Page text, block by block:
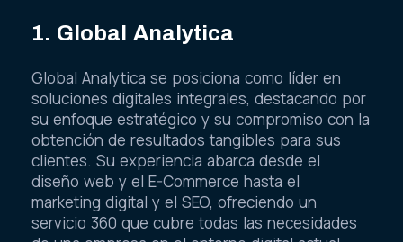
1. Global Analytica
Global Analytica se posiciona como líder en
soluciones digitales integrales, destacando por
su enfoque estratégico y su compromiso con la
obtención de resultados tangibles para sus
clientes. Su experiencia abarca desde el
diseño web y el E-Commerce hasta el
marketing digital y el SEO, ofreciendo un
servicio 360 que cubre todas las necesidades